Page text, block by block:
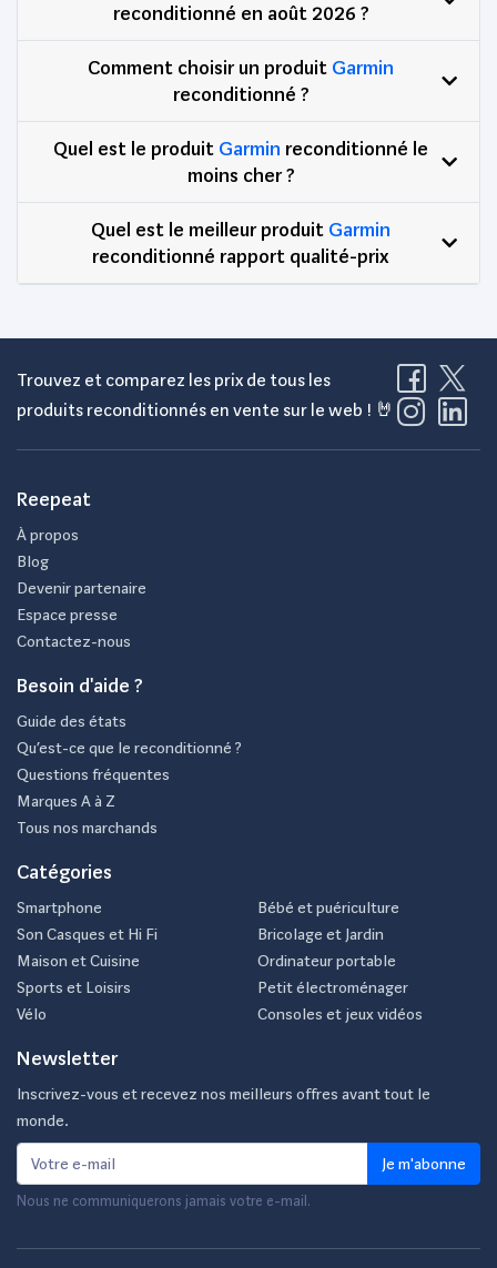
reconditionné en août 2026 ?
Comment choisir un produit Garmin
reconditionné ?
Quel est le produit Garmin reconditionné le
moins cher ?
Quel est le meilleur produit Garmin
reconditionné rapport qualité-prix
Trouvez et comparez les prix de tous les
produits reconditionnés en vente sur le web ! 🤘
Reepeat
À propos
Blog
Devenir partenaire
Espace presse
Contactez-nous
Besoin d'aide ?
Guide des états
Qu’est-ce que le reconditionné ?
Questions fréquentes
Marques A à Z
Tous nos marchands
Catégories
Smartphone
Son Casques et Hi Fi
Maison et Cuisine
Sports et Loisirs
Vélo
Bébé et puériculture
Bricolage et Jardin
Ordinateur portable
Petit électroménager
Consoles et jeux vidéos
Newsletter
Inscrivez-vous et recevez nos meilleurs offres avant tout le
monde.
Je m'abonne
Nous ne communiquerons jamais votre e-mail.